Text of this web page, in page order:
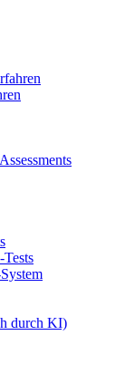
durch KI)